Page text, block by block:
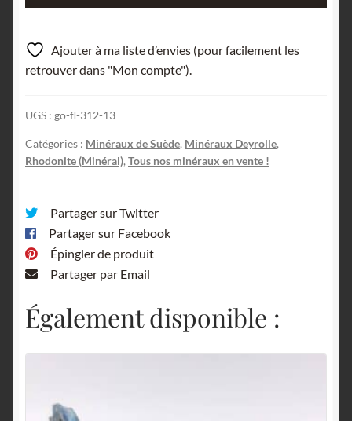
Mine
Langban,
Suède.
Ajouter à ma liste d’envies (pour facilement les
retrouver dans "Mon compte").
UGS : go-fl-312-13
Catégories : Minéraux de Suède, Minéraux Deyrolle,
Rhodonite (Minéral),Tous nos minéraux en vente !
Partager sur Twitter
Partager sur Facebook
Épingler de produit
Partager par Email
Également disponible :